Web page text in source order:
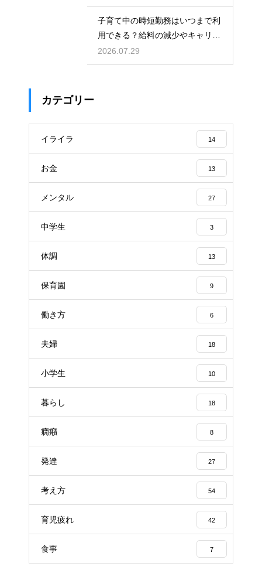
児をする術
子育て中の時短勤務はいつまで利
用できる？給料の減少やキャリア
への影響を考慮して賢く働くため
のポイント
2026.07.29
カテゴリー
イライラ 14
お金 13
メンタル 27
中学生 3
体調 13
保育園 9
働き方 6
夫婦 18
小学生 10
暮らし 18
癇癪 8
発達 27
考え方 54
育児疲れ 42
食事 7